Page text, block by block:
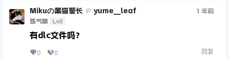
Mikuの黑猫警长 @ yume__leaf
炼气期 Lv0
1 年前
有dlc文件吗？
0 0 回复